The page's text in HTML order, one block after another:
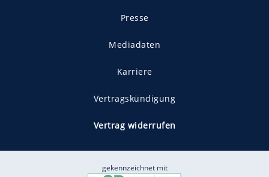
Presse
Mediadaten
Karriere
Vertragskündigung
Vertrag widerrufen
gekennzeichnet mit